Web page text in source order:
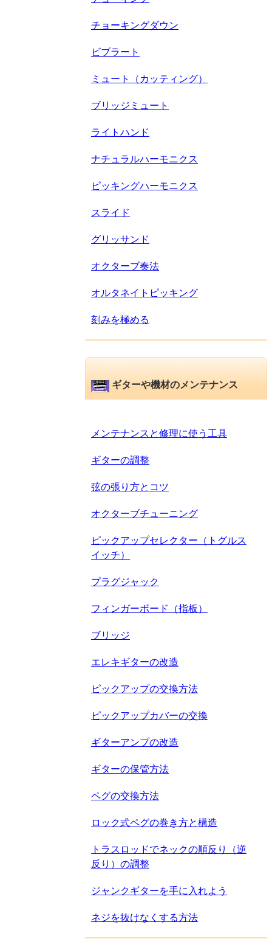
チョーキングダウン
ビブラート
ミュート（カッティング）
ブリッジミュート
ライトハンド
ナチュラルハーモニクス
ピッキングハーモニクス
スライド
グリッサンド
オクターブ奏法
オルタネイトピッキング
刻みを極める
ギターや機材のメンテナンス
メンテナンスと修理に使う工具
ギターの調整
弦の張り方とコツ
オクターブチューニング
ピックアップセレクター（トグルス
イッチ）
プラグジャック
フィンガーボード（指板）
ブリッジ
エレキギターの改造
ピックアップの交換方法
ピックアップカバーの交換
ギターアンプの改造
ギターの保管方法
ペグの交換方法
ロック式ペグの巻き方と構造
トラスロッドでネックの順反り（逆
反り）の調整
ジャンクギターを手に入れよう
ネジを抜けなくする方法